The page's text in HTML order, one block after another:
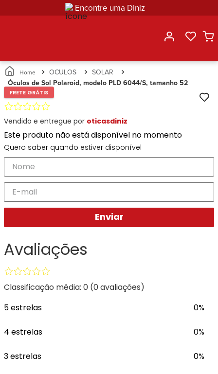
Encontre uma Diniz
OCULOS
SOLAR
Óculos de Sol Polaroid, modelo PLD 6044/S, tamanho 52
FRETE GRÁTIS
Vendido e entregue por oticasdiniz
Este produto não está disponível no momento
Quero saber quando estiver disponível
Enviar
Avaliações
Classificação média: 0 (0 avaliações)
5 estrelas
0%
4 estrelas 0%
3 estrelas 0%